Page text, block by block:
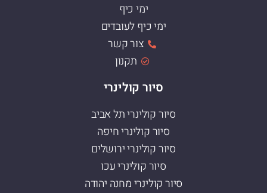
ימי כיף
ימי כיף לעובדים
צור קשר
תקנון
סיור קולינרי
סיור קולינרי תל אביב
סיור קולינרי חיפה
סיור קולינרי ירושלים
סיור קולינרי עכו
סיור קולינרי מחנה יהודה